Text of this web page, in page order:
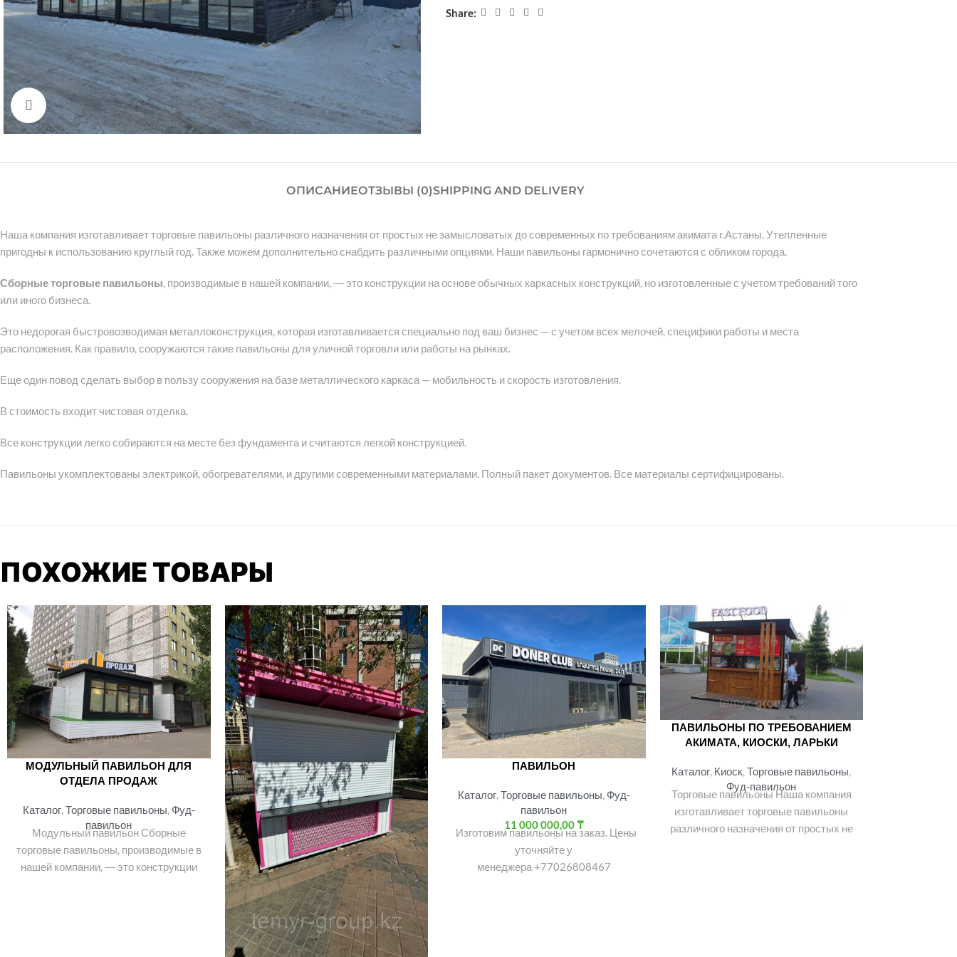
Click to enlarge
Share:
ОПИСАНИЕОТЗЫВЫ (0)SHIPPING AND DELIVERY
Наша компания изготавливает торговые павильоны различного назначения от простых не замысловатых до современных по требованиям акимата г.Астаны. Утепленные
пригодны к использованию круглый год. Также можем дополнительно снабдить различными опциями. Наши павильоны гармонично сочетаются с обликом города.
Сборные торговые павильоны, производимые в нашей компании, ― это конструкции на основе обычных каркасных конструкций, но изготовленные с учетом требований того
или иного бизнеса.
Это недорогая быстровозводимая металлоконструкция, которая изготавливается специально под ваш бизнес — с учетом всех мелочей, специфики работы и места
расположения. Как правило, сооружаются такие павильоны для уличной торговли или работы на рынках.
Еще один повод сделать выбор в пользу сооружения на базе металлического каркаса — мобильность и скорость изготовления.
В стоимость входит чистовая отделка.
Все конструкции легко собираются на месте без фундамента и считаются легкой конструкцией.
Павильоны укомплектованы электрикой, обогревателями, и другими современными материалами. Полный пакет документов. Все материалы сертифицированы.
ПОХОЖИЕ ТОВАРЫ
МОДУЛЬНЫЙ ПАВИЛЬОН ДЛЯ
ОТДЕЛА ПРОДАЖ
Каталог,Торговые павильоны, Фуд-
павильон
Модульный павильон Сборные
торговые павильоны, производимые в
нашей компании, ― это конструкции
ПАВИЛЬОН
Каталог,Торговые павильоны, Фуд-
павильон
11 000 000,00₸
Изготовим павильоны на заказ. Цены
уточняйте у
менеджера +77026808467
ПАВИЛЬОНЫ ПО ТРЕБОВАНИЕМ
АКИМАТА, КИОСКИ, ЛАРЬКИ
Каталог, Киоск,Торговые павильоны,
Фуд-павильон
Торговые павильоны Наша компания
изготавливает торговые павильоны
различного назначения от простых не